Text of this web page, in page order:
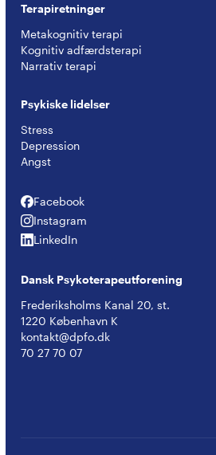
Terapiretninger
Metakognitiv terapi
Kognitiv adfærdsterapi
Narrativ terapi
Psykiske lidelser
Stress
Depression
Angst
Facebook
Facebook
Instagram
Instagram
LinkedIn
LinkedIn
Dansk Psykoterapeutforening
Frederiksholms Kanal 20, st.
1220 København K
kontakt@dpfo.dk
70 27 70 07